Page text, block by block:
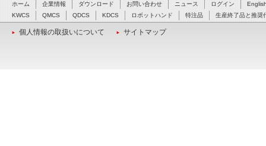
ホーム 企業情報 ダウンロード お問い合わせ ニュース ログイン
KWCS
QMCS QDCS KDCS ロボットハンド 特注品 生産終了品と推奨
個人情報の取扱いについて サイトマップ